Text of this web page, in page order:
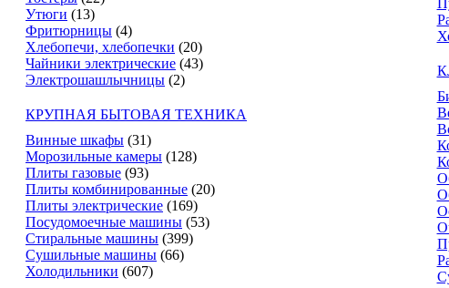
Утюги (13)
Фритюрницы (4)
Хлебопечи, хлебопечки (20)
Чайники электрические (43)
Электрошашлычницы (2)
КРУПНАЯ БЫТОВАЯ ТЕХНИКА
Винные шкафы (31)
Морозильные камеры (128)
Плиты газовые (93)
Плиты комбинированные (20)
Плиты электрические (169)
Посудомоечные машины (53)
Стиральные машины (399)
Сушильные машины (66)
Холодильники (607)